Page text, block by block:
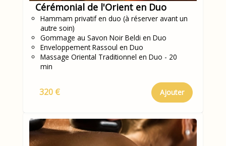
Cérémonial de l'Orient en Duo
Hammam privatif en duo (à réserver avant un
autre soin)
Gommage au Savon Noir Beldi en Duo
Enveloppement Rassoul en Duo
Massage Oriental Traditionnel en Duo - 20
min
320 € Ajouter